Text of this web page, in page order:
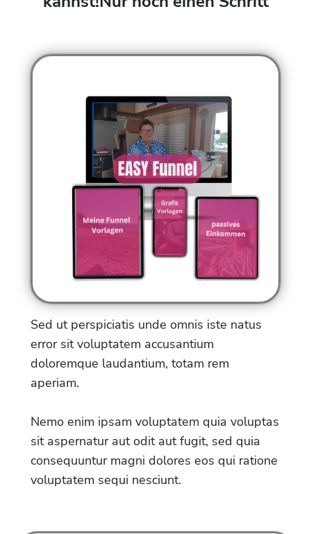
Sed ut perspiciatis unde omnis iste natus
error sit voluptatem accusantium
doloremque laudantium, totam rem
aperiam.
Nemo enim ipsam voluptatem quia voluptas
sit aspernatur aut odit aut fugit, sed quia
consequuntur magni dolores eos qui ratione
voluptatem sequi nesciunt.